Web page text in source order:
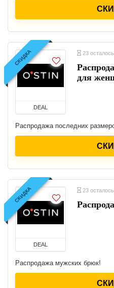
СКИДКА
DEAL
23
для
Распродажа последних
СКИДКА
DEAL
23
Распродажа мужских брюк!